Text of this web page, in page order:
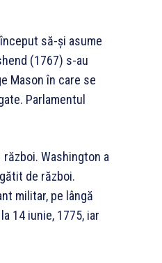
să-şi asume
(1767) s-au
Mason în care se
Parlamentul
Washington a
de război.
militar, pe lângă
14 iunie, 1775, iar